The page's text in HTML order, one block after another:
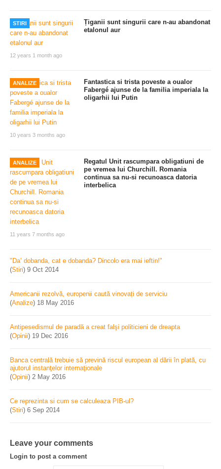
STIRI
12 years 1 month ago
Țiganii sunt singurii care n-au abandonat
etalonul aur
ANALIZE
10 years 3 months ago
Fantastica si trista poveste a oualor
Fabergé ajunse de la familia imperiala la
oligarhii lui Putin
ANALIZE
11 years 7 months ago
Regatul Unit rascumpara obligatiuni de
pe vremea lui Churchill. Romania
continua sa nu-si recunoasca datoria
interbelica
"Da’ dobanda, cat e dobanda? Dincolo era mai ieftin!"
(Stiri) 9 Oct 2014
Americanii rezolvă, europenii caută vinovați de serviciu
(Analize) 18 May 2016
Antipesedismul de paradă a creat falşi politicieni de dreapta
(Opinii) 19 Dec 2016
Banca centrală trebuie să prevină riscul european al dării în plată, cu
ajutorul instanţelor internaţionale
(Opinii) 2 May 2016
Ce reprezinta si cum se calculeaza PIB-ul?
(Stiri) 6 Sep 2014
Leave your comments
Login to post a comment